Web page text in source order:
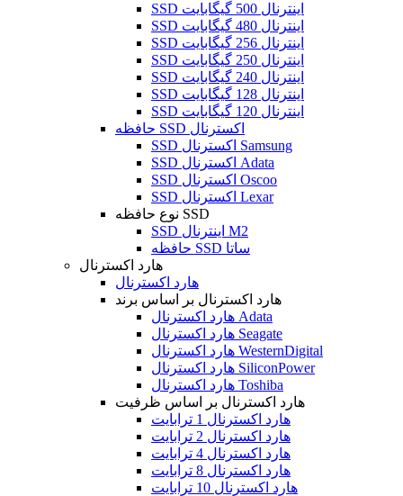
SSD اینترنال 500 گیگابایت
SSD اینترنال 480 گیگابایت
SSD اینترنال 256 گیگابایت
SSD اینترنال 250 گیگابایت
SSD اینترنال 240 گیگابایت
SSD اینترنال 128 گیگابایت
SSD اینترنال 120 گیگابایت
حافظه SSD اکسترنال
SSD اکسترنال Samsung
SSD اکسترنال Adata
SSD اکسترنال Oscoo
SSD اکسترنال Lexar
نوع حافظه SSD
SSD اینترنال M2
حافظه SSD ساتا
هارد اکسترنال
هارد اکسترنال
هارد اکسترنال بر اساس برند
هارد اکسترنال Adata
هارد اکسترنال Seagate
هارد اکسترنال WesternDigital
هارد اکسترنال SiliconPower
هارد اکسترنال Toshiba
هارد اکسترنال بر اساس ظرفیت
هارد اکسترنال 1 ترابایت
هارد اکسترنال 2 ترابایت
هارد اکسترنال 4 ترابایت
هارد اکسترنال 8 ترابایت
هارد اکسترنال 10 ترابایت